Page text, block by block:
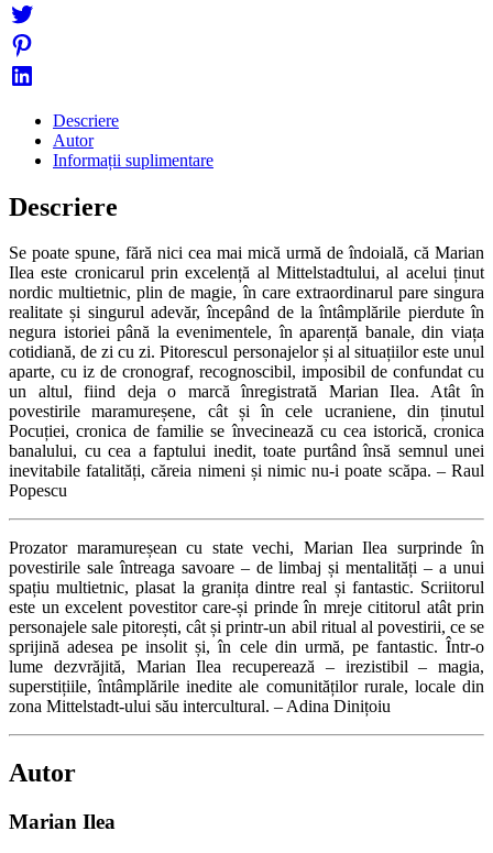
Descriere
Autor
Informații suplimentare
Descriere
Se poate spune, fără nici cea mai mică urmă de îndoială, că Marian
Ilea este cronicarul prin excelență al Mittelstadtului, al acelui ținut
nordic multietnic, plin de magie, în care extraordinarul pare singura
realitate și singurul adevăr, începând de la întâmplările pierdute în
negura istoriei până la evenimentele, în aparență banale, din viața
cotidiană, de zi cu zi. Pitorescul personajelor și al situațiilor este unul
aparte, cu iz de cronograf, recognoscibil, imposibil de confundat cu
un altul, fiind deja o marcă înregistrată Marian Ilea. Atât în
povestirile maramureșene, cât și în cele ucraniene, din ținutul
Pocuției, cronica de familie se învecinează cu cea istorică, cronica
banalului, cu cea a faptului inedit, toate purtând însă semnul unei
inevitabile fatalități, căreia nimeni și nimic nu-i poate scăpa. – Raul
Popescu
Prozator maramureșean cu state vechi, Marian Ilea surprinde în
povestirile sale întreaga savoare – de limbaj și mentalități – a unui
spațiu multietnic, plasat la granița dintre real și fantastic. Scriitorul
este un excelent povestitor care-și prinde în mreje cititorul atât prin
personajele sale pitorești, cât și printr-un abil ritual al povestirii, ce se
sprijină adesea pe insolit și, în cele din urmă, pe fantastic. Într-o
lume dezvrăjită, Marian Ilea recuperează – irezistibil – magia,
superstițiile, întâmplările inedite ale comunităților rurale, locale din
zona Mittelstadt-ului său intercultural. – Adina Dinițoiu
Autor
Marian Ilea